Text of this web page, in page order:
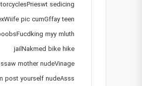
sedicing
pic cumGffay teen
myy mluth
jailNakmed bike hike
mother nudeVinage
post yourself nudeAsss